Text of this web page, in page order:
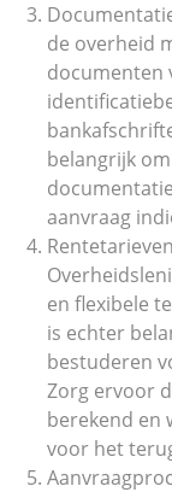
de overheid
documenten
belangrijk
aanvraag
en flexibele
is echter
bestuderen
Zorg ervoor
berekend en
voor het